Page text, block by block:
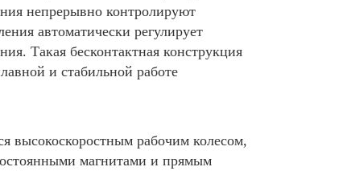
непрерывно контролируют
автоматически регулирует
Такая бесконтактная конструкция
и стабильной работе
высокоскоростным рабочим колесом,
магнитами и прямым